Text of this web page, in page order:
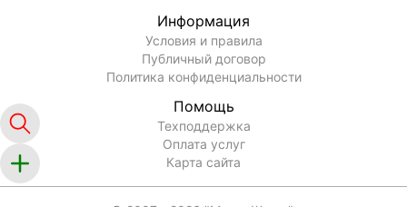
Информация
Условия и правила
Публичный договор
Политика конфиденциальности
Помощь
Техподдержка
Оплата услуг
Карта сайта